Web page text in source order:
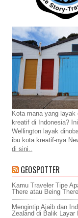
Kota mana yang layak
kreatif di Indonesia?
Wellington layak
ibu kota kreatif-nya
di sini..
GEOSPOTTER
Kamu Traveler Tipe
There atau Being
Mengintip Ajaib dan
Zealand di Balik Layar